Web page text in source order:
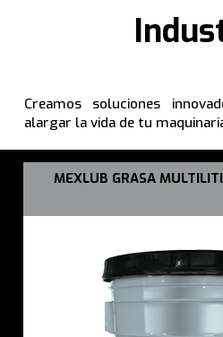
Creamos soluciones
alargar la vida de tu
MEXLUB GRASA